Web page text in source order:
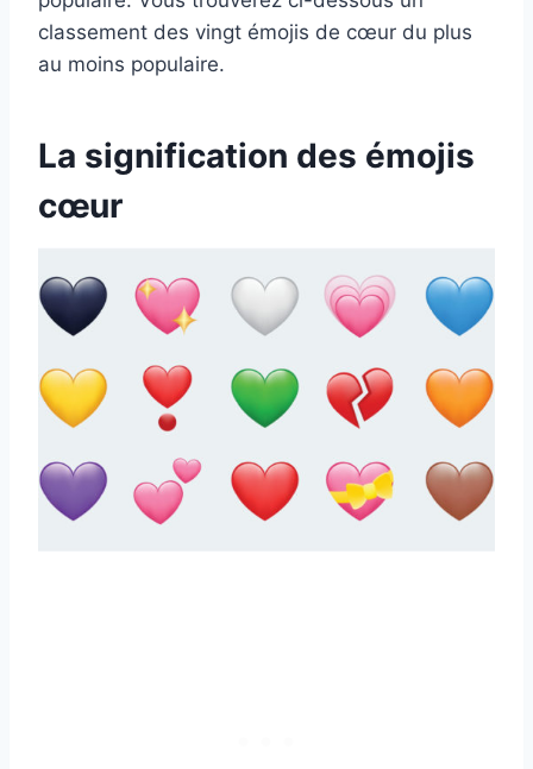
classement des vingt émojis de cœur du plus
au moins populaire.
La signification des émojis
cœur